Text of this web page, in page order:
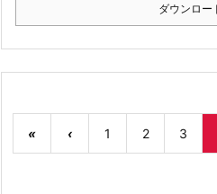
ダウンロー
« ‹ 1 2 3